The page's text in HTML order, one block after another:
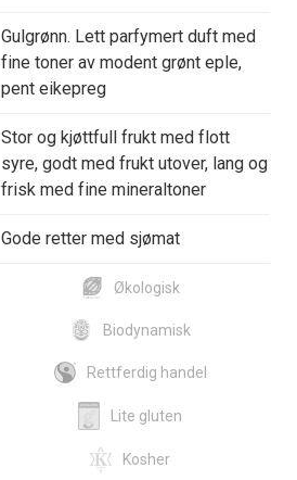
Gulgrønn. Lett parfymert duft med
fine toner av modent grønt eple,
pent eikepreg
Stor og kjøttfull frukt med flott
syre, godt med frukt utover, lang og
frisk med fine mineraltoner
Gode retter med sjømat
Økologisk
Biodynamisk
Rettferdig handel
Lite gluten
Kosher